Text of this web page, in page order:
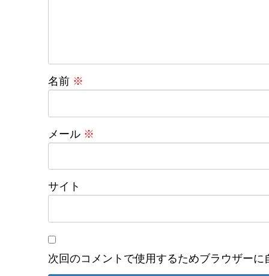
名前 ※
メール ※
サイト
次回のコメントで使用するためブラウザー